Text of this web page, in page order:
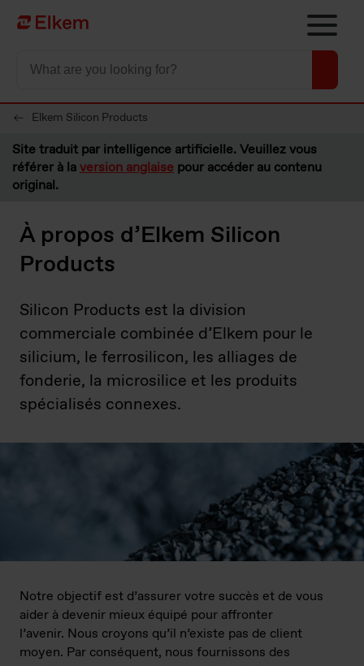
Skip to main content
Vers la page d'accueil
Elkem Silicon Products
Site traduit par intelligence artificielle. Veuillez vous
référer à laversion anglaise pour accéder au contenu
original.
À propos d’Elkem Silicon
Products
Silicon Products est la division
commerciale combinée d’Elkem pour le
silicium, le ferrosilicon, les alliages de
fonderie, la microsilice et les produits
spécialisés connexes.
Notre objectif est d’assurer votre succès et de vous
aider à devenir mieux équipé pour affronter
l’avenir. Nous croyons qu’il n’existe pas de client
moyen. Par conséquent, nous fournissons des